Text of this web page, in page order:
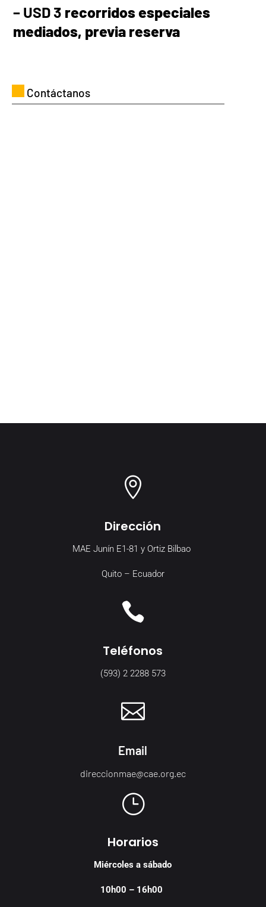
– USD 3 recorridos especiales
mediados, previa reserva
Contáctanos

Dirección
MAE Junín E1-81 y Ortiz Bilbao
Quito – Ecuador

Teléfonos
(593) 2 2288 573

Email
direccionmae@cae.org.ec
}
Horarios
Miércoles a sábado
10h00 – 16h00